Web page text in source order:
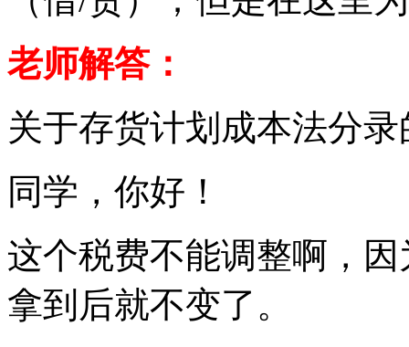
老师解答：
关于存货计划成本法分
同学，你好！
这个税费不能调整啊，
拿到后就不变了。